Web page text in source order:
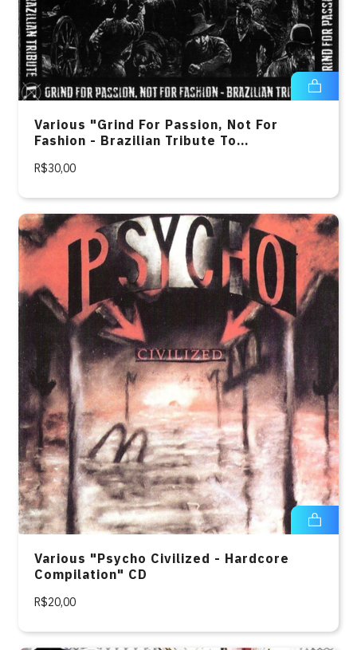
Various "Grind For Passion, Not For
Fashion - Brazilian Tribute To
R$30,00
Various "Psycho Civilized - Hardcore
Compilation" CD
R$20,00